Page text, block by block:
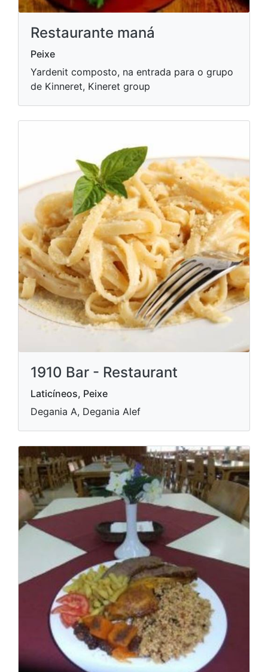
Restaurante maná
Peixe
Yardenit composto, na entrada para o grupo
de Kinneret, Kineret group
1910 Bar - Restaurant
Laticíneos, Peixe
Degania A, Degania Alef